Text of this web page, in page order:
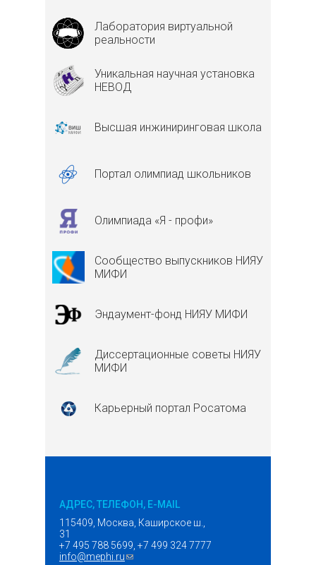
Лаборатория виртуальной
реальности
Уникальная научная установка
НЕВОД
Высшая инжиниринговая школа
Портал олимпиад школьников
Олимпиада «Я - профи»
Сообщество выпускников НИЯУ
МИФИ
Эндаумент-фонд НИЯУ МИФИ
Диссертационные советы НИЯУ
МИФИ
Карьерный портал Росатома
АДРЕС, ТЕЛЕФОН, E-MAIL
115409, Москва, Каширское ш.,
31
+7 495 788 5699, +7 499 324 7777
info@mephi.ru(ссылка для отправки email)